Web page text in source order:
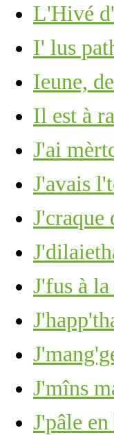
L'Hivé
I' lus
Ieune,
Il est à
J'ai
J'avais
J'fus à
J'mîns
J'pâle